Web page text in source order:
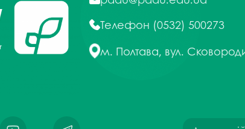
Телефон (0532) 500273
м. Полтава, вул.